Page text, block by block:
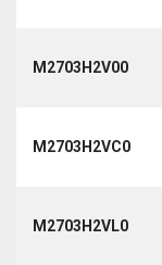
M2703H2V00
M2703H2VC0
M2703H2VL0